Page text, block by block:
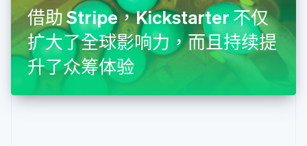
借助 Stripe，Kickstarter 不仅
扩大了全球影响力，而且持续提
升了众筹体验
罗马尼亚
English
马尔他
English
马来西亚
English
美国